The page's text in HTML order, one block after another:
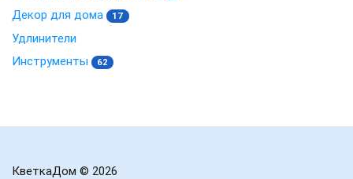
Декор для дома 17
Удлинители
Инструменты
62
КветкаДом © 2026